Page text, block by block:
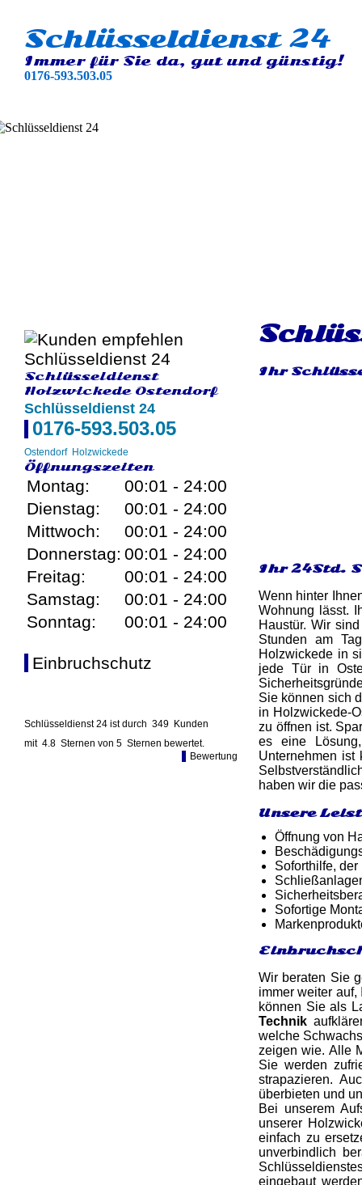
Schlüsseldienst 24
Immer für Sie da, gut und günstig!
0176-593.503.05
Schlüsseldienst
Holzwickede Ostendorf
Schlüsseldienst 24
0176-593.503.05
Ostendorf Holzwickede
Öffnungszeiten
Montag:
00:01 - 24:00
Dienstag:
00:01 - 24:00
Mittwoch:
00:01 - 24:00
Donnerstag: 00:01 - 24:00
Freitag:
00:01 - 24:00
Samstag:
00:01 - 24:00
Sonntag:
00:01 - 24:00
Einbruchschutz
Schlüsseldienst 24 ist durch 349 Kunden
mit 4.8 Sternen von 5 Sternen bewertet.
Bewertung
Ihr
Ihr 24Std.
Wenn hinter
Wohnung lässt.
Haustür. Wir
Stunden am
Holzwickede in
jede Tür in
Sie können sich
in Holzwickede-
zu öffnen ist.
es eine
Unternehmen
haben wir die
Unsere
Öffnung von
Soforthilfe,
Sofortige
Wir beraten Sie
immer weiter
können Sie als
Technik
welche
zeigen wie. Alle
Sie werden
strapazieren.
überbieten und
Bei unserem
unserer
einfach zu
unverbindlich
eingebaut